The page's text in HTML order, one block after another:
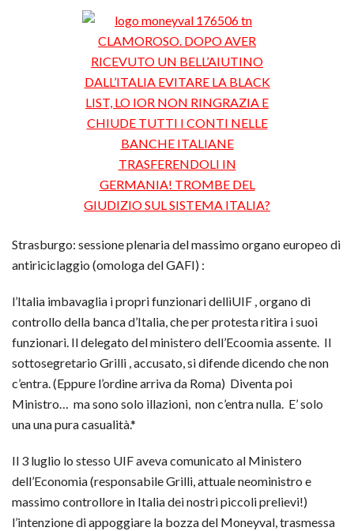
Strasburgo: sessione plenaria del massimo organo europeo di
antiriciclaggio (omologa del GAFI) :
l’Italia imbavaglia i propri funzionari dellìUIF , organo di
controllo della banca d’Italia, che per protesta ritira i suoi
funzionari. Il delegato del ministero dell’Ecoomia assente. Il
sottosegretario Grilli , accusato, si difende dicendo che non
c’entra. (Eppure l’ordine arriva da Roma) Diventa poi
Ministro… ma sono solo illazioni, non c’entra nulla. E’ solo
una una pura casualità.*
Il 3 luglio lo stesso UIF aveva comunicato al Ministero
dell’Economia (responsabile Grilli, attuale neoministro e
massimo controllore in Italia dei nostri piccoli prelievi!)
l’intenzione di appoggiare la bozza del Moneyval, trasmessa